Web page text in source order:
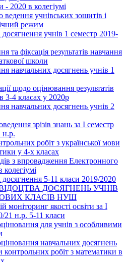
2020 в колегіумі
учнівських зошитів і
режим
досягнення учнів 1 семестр 2019-
та фіксація результатів навчання
школи
навчальних досягнень учнів 1
щодо оцінювання результатів
3-4 класах у 2020р
навчальних досягнень учнів 2
зрізів знань за І семестр
н.р.
робіт з української мови
у 4-х класах
з впровадження Електронного
досягнення 5-11 класи 2019/2020
ДОСЯГНЕНЬ УЧНІВ
КЛАСІВ НУШ
моніторинг якості освіти за І
21 н.р. 5-11 класи
для учнів з особливими
навчальних досягнень
контрольних робіт з математики в